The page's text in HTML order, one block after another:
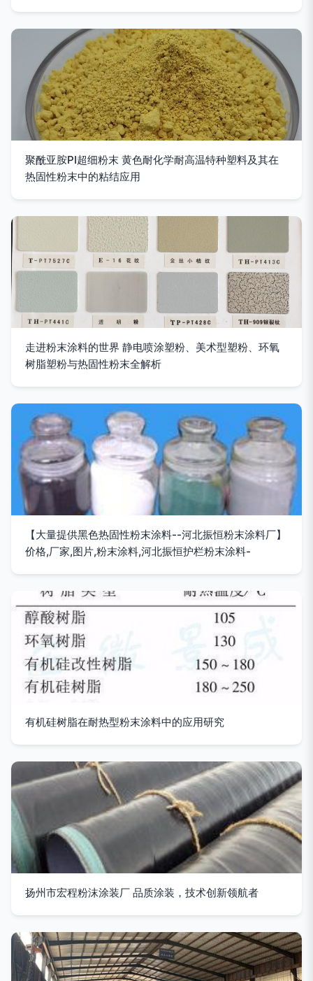
聚酰亚胺PI超细粉末 黄色耐化学耐高温特种塑料及其在
热固性粉末中的粘结应用
走进粉末涂料的世界 静电喷涂塑粉、美术型塑粉、环氧
树脂塑粉与热固性粉末全解析
【大量提供黑色热固性粉末涂料--河北振恒粉末涂料厂】
价格,厂家,图片,粉末涂料,河北振恒护栏粉末涂料-
有机硅树脂在耐热型粉末涂料中的应用研究
扬州市宏程粉沫涂装厂 品质涂装，技术创新领航者